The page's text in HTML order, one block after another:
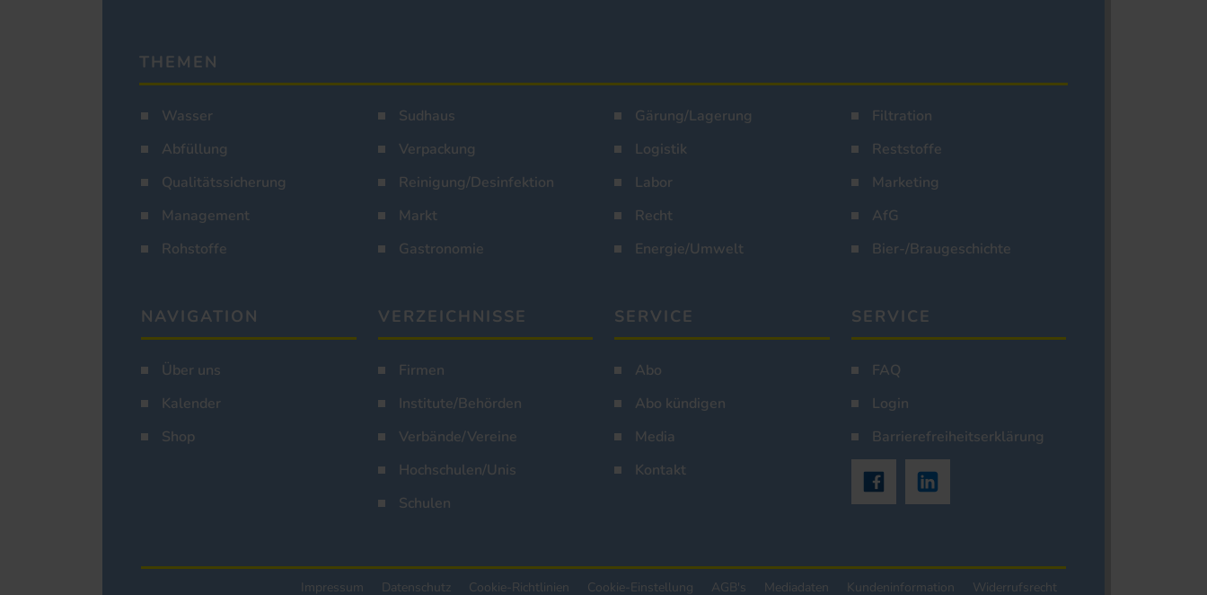
THEMEN
Wasser Sudhaus Gärung/Lagerung
Filtration
Abfüllung
Verpackung Logistik
Reststoffe
Qualitätssicherung
Reinigung/Desinfektion Labor
Marketing
Management
Markt Recht
AfG
Rohstoffe
Gastronomie Energie/Umwelt Bier-/Braugeschichte
NAVIGATION
Über uns
Kalender
Shop
VERZEICHNISSE
Firmen
Institute/Behörden
Verbände/Vereine
Hochschulen/Unis
Schulen
SERVICE
Abo
Abo kündigen
Media
Kontakt
SERVICE
FAQ
Login
Barrierefreiheitserklärung
Impressum Datenschutz Cookie-Richtlinien Cookie-Einstellung AGB's Mediadaten Kundeninformation Widerrufsrecht